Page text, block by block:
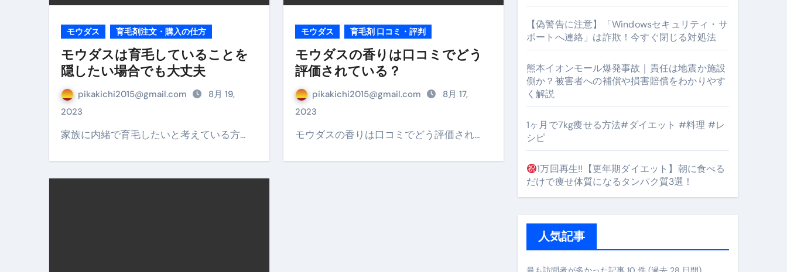
No.102 9割が勘違い 自己破産の真実
アーモンドを毎日食べたらどうなるの？①【30秒でわかる効果まとめ】#アーモンド #ダイエット #筋トレ #美容 #健康 #雑学 #ナレーター #小林将大
【ひろゆき】借金1億円あります 返済か、自己破産かひろゆきさんならどちらを選びますか？ #shorts
セラピストのための！美容、健康、ダイエットにとても重要な女性ホルモンと男性ホルモン
ムームードメイン 2月のおすすめドメイン特集- ビジネスの信用を築く――そのすべての起点となるのが独自ドメイン
FRONTIER スーパーセール2026 完全攻略ガイド 今こそ買い時！ゲーミングPC・高性能BTOを最安で手に入れる方法
英語が「聞こえる・分かる・話せる」に変わる30日間 ― 科学的メソッドで英語脳を作る完全ガイド
モウダス 育毛剤注文・購入の仕方
モウダスは育毛していることを
隠したい場合でも大丈夫
pikakichi2015@gmail.com
8月 19,
2023
家族に内緒で育毛したいと考えている方…
モウダス 育毛剤 口コミ・評判
モウダスの香りは口コミでどう
評価されている？
pikakichi2015@gmail.com
8月 17,
2023
モウダスの香りは口コミでどう評価され…
【偽警告に注意】「Windowsセキュリティ・サ
ポートへ連絡」は詐欺！今すぐ閉じる対処法
熊本イオンモール爆発事故｜責任は地震か施設
側か？被害者への補償や損害賠償をわかりやす
く解説
1ヶ月で7kg痩せる方法#ダイエット #料理 #レ
シピ
1万回再生!!【更年期ダイエット】朝に食べる
だけで痩せ体質になるタンパク質3選！
人気記事